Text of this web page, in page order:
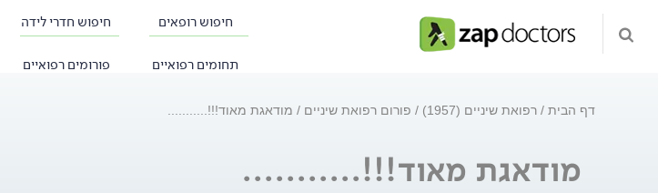
חיפוש רופאים חיפוש חדרי לידה
תחומים רפואיים פורומים רפואיים
דף הבית רפואת שיניים (1957) פורום רפואת שיניים מודאגת מאוד!!!...........
מודאגת מאוד!!!...........